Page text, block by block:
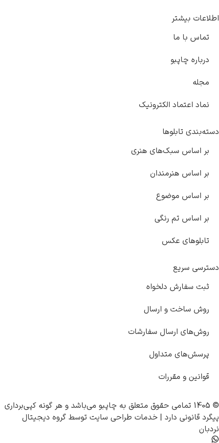
اطلاعات بیشتر
تماس با ما
درباره چاپبو
مجله
نماد اعتماد الکترونیک
دسته‌بندی تابلوها
بر اساس سبک‌های هنری
بر اساس هنرمندان
بر اساس موضوع
بر اساس تم رنگی
تابلوهای عکس
دسترسی سریع
ثبت سفارش دلخواه
روش ساخت و ارسال
روش‌های ارسال سفارشات
پرسش‌های متداول
قوانین و مقررات
© 1405 تمامی حقوق متعلق به چاپبو می‌باشد و هر گونه کپی‌برداری
پیگرد قانونی دارد | خدمات طراحی سایت توسط گروه دیجیتال
نردبان